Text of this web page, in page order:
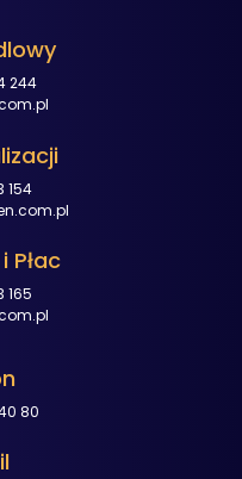
244
154
Płac
165
80